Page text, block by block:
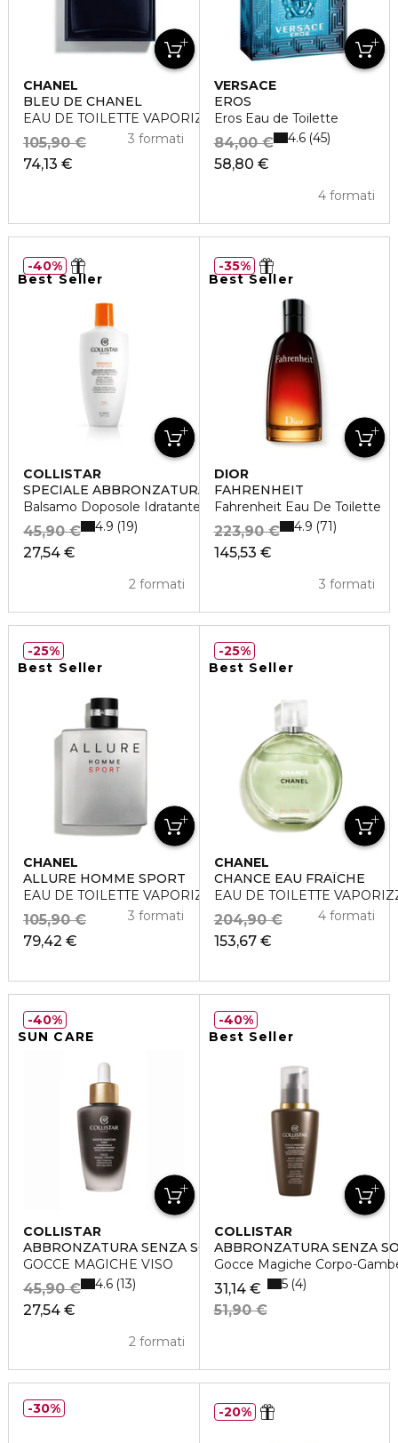
CHANEL
BLEU DE CHANEL
EAU DE TOILETTE VAPORIZZATORE
74,13 €
105,90 € 3 formati
VERSACE
EROS
Eros Eau de Toilette
58,80 €
84,00 €
4 formati
4.6 45
Best Seller
COLLISTAR
SPECIALE ABBRONZATURA PERFETTA
Balsamo Doposole Idratante Restitutivo
27,54 €
45,90 €
2 formati
4.9 19
40%
Best Seller
DIOR
FAHRENHEIT
Fahrenheit Eau De Toilette
145,53 €
223,90 €
3 formati
4.9 71
35%
Best Seller
CHANEL
ALLURE HOMME SPORT
EAU DE TOILETTE VAPORIZZATORE
79,42 €
105,90 € 3 formati
25%
Best Seller
CHANEL
CHANCE EAU FRAÎCHE
EAU DE TOILETTE
153,67 €
204,90 € 4 formati
25%
SUN CARE
COLLISTAR
ABBRONZATURA SENZA SOLE
GOCCE MAGICHE VISO
27,54 €
45,90 €
2 formati
4.6 13
40%
Best Seller
COLLISTAR
ABBRONZATURA SENZA
Gocce Magiche Corpo-
31,14 €
51,90 €
5 4
40%
30% 20%